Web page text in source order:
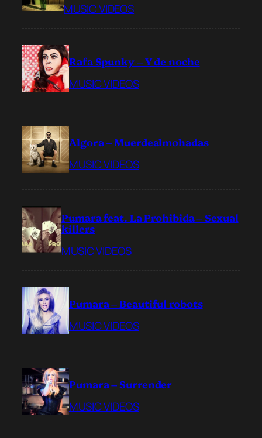
MUSIC VIDEOS
Rafa Spunky – Y de noche
MUSIC VIDEOS
Algora – Muerdealmohadas
MUSIC VIDEOS
Pumara feat. La Prohibida – Sexual
killers
MUSIC VIDEOS
Pumara – Beautiful robots
MUSIC VIDEOS
Pumara – Surrender
MUSIC VIDEOS